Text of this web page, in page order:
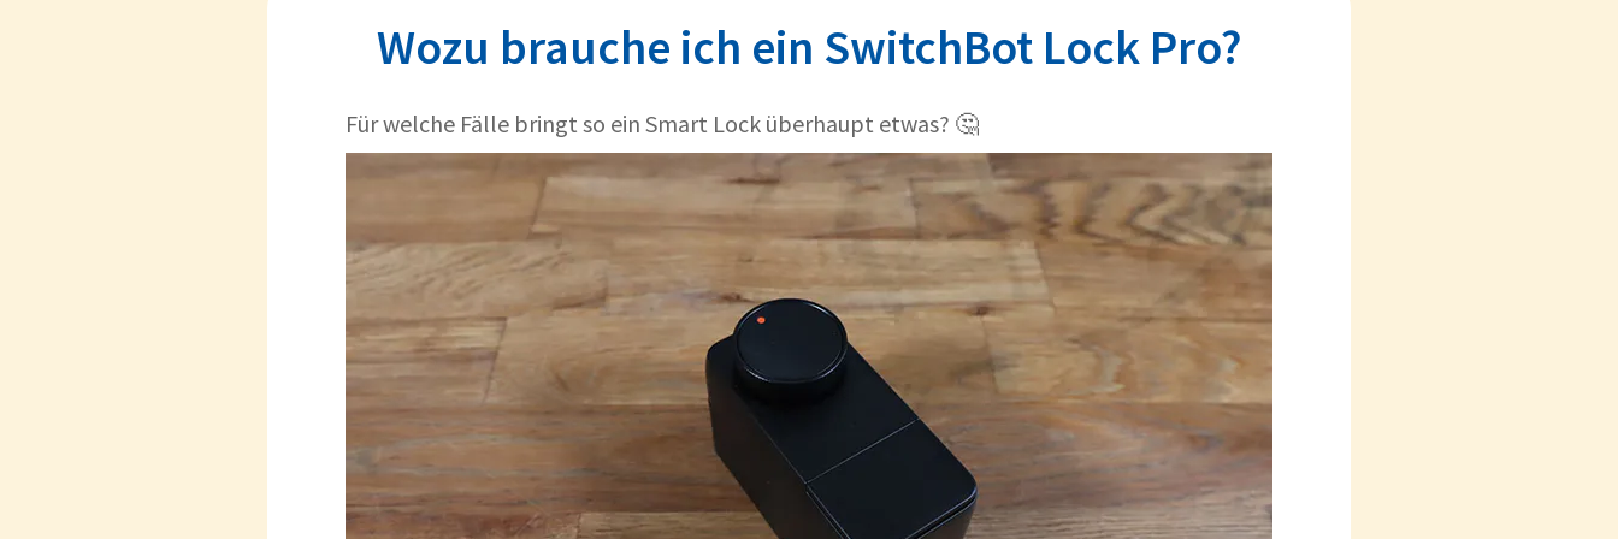
Wozu brauche ich ein SwitchBot Lock Pro?
Für welche Fälle bringt so ein Smart Lock überhaupt etwas? 🤔